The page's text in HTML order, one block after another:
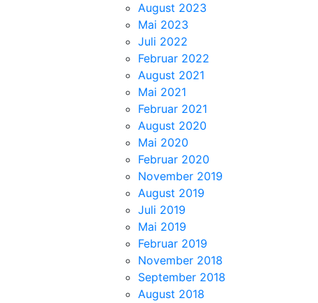
August 2023
Mai 2023
Juli 2022
Februar 2022
August 2021
Mai 2021
Februar 2021
August 2020
Mai 2020
Februar 2020
November 2019
August 2019
Juli 2019
Mai 2019
Februar 2019
November 2018
September 2018
August 2018